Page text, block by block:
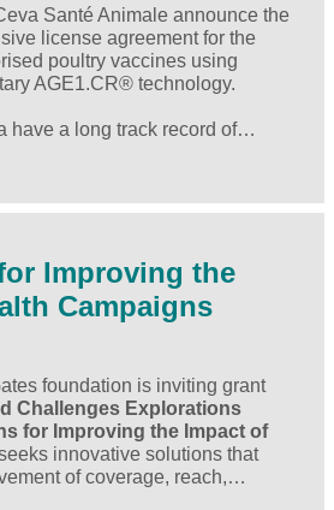
Santé Animale announce the
license agreement for the
poultry vaccines using
AGE1.CR® technology.
have a long track record of…
Improving the
Campaigns
foundation is inviting grant
Challenges Explorations
for Improving the Impact of
innovative solutions that
of coverage, reach,…